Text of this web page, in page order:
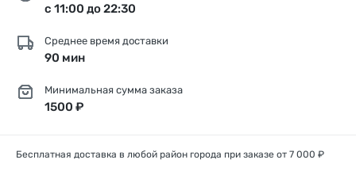
с 11:00 до 22:30
Среднее время доставки
90 мин
Минимальная сумма заказа
1500 ₽
Бесплатная доставка в любой район города при заказе от 7 000 ₽